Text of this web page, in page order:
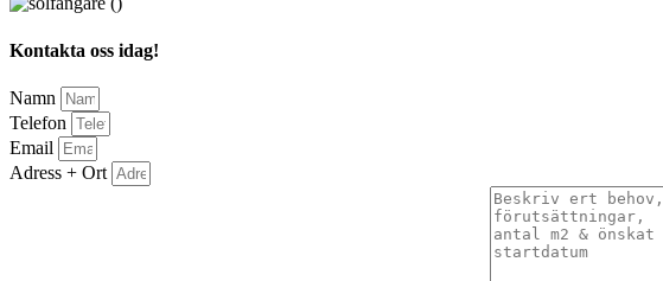
Kontakta oss idag!
Namn
Telefon
Email
Adress + Ort